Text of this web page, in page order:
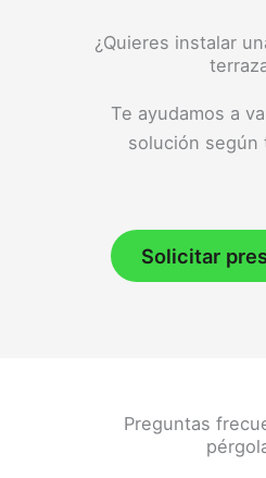
¿Quieres instalar
Te ayudamos a
solución según
Solicitar
Preguntas